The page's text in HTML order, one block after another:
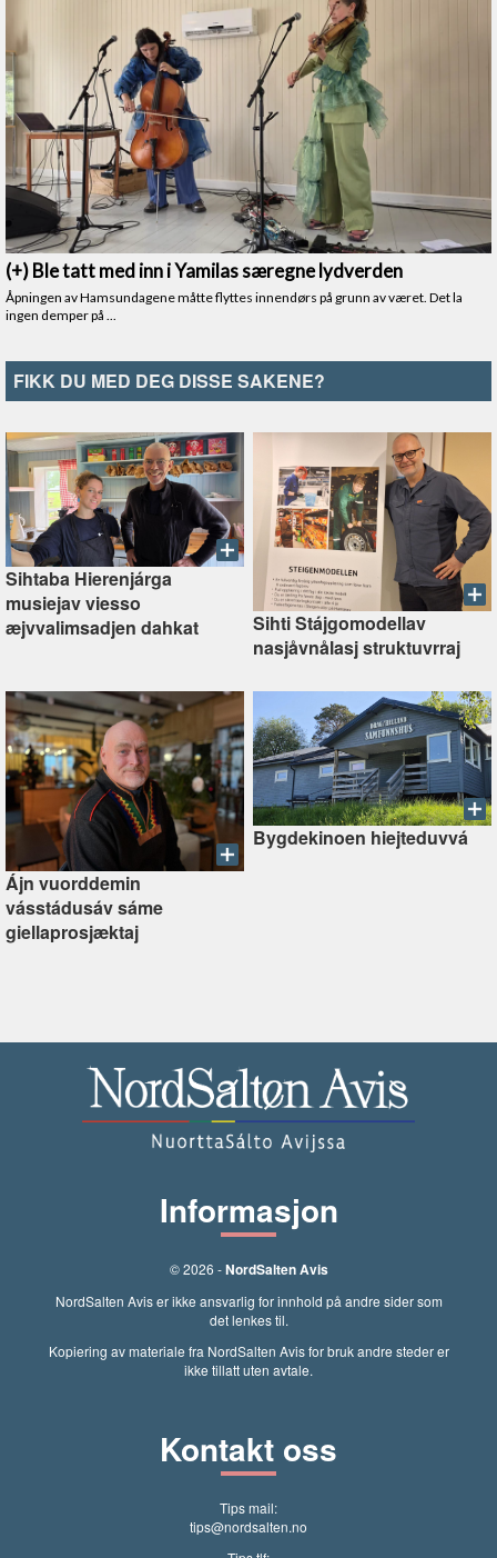
FIKK DU MED DEG DISSE SAKENE?
Sihtaba Hierenjárga
musiejav viesso
æjvvalimsadjen dahkat
Sihti Stájgomodellav
nasjåvnålasj struktuvrraj
Ájn vuorddemin
vásstádusáv sáme
giellaprosjæktaj
Bygdekinoen hiejteduvvá
Informasjon
© 2026 -NordSalten Avis
NordSalten Avis er ikke ansvarlig for innhold på andre sider som
det lenkes til.
Kopiering av materiale fra NordSalten Avis for bruk andre steder er
ikke tillatt uten avtale.
Kontakt oss
Tips mail:
tips@nordsalten.no